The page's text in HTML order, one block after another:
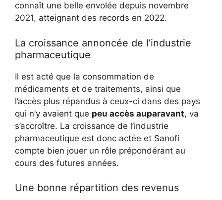
connaît une belle envolée depuis novembre
2021, atteignant des records en 2022.
La croissance annoncée de l’industrie
pharmaceutique
Il est acté que la consommation de
médicaments et de traitements, ainsi que
l’accès plus répandus à ceux-ci dans des pays
qui n’y avaient que peu accès auparavant, va
s’accroître. La croissance de l’industrie
pharmaceutique est donc actée et Sanofi
compte bien jouer un rôle prépondérant au
cours des futures années.
Une bonne répartition des revenus